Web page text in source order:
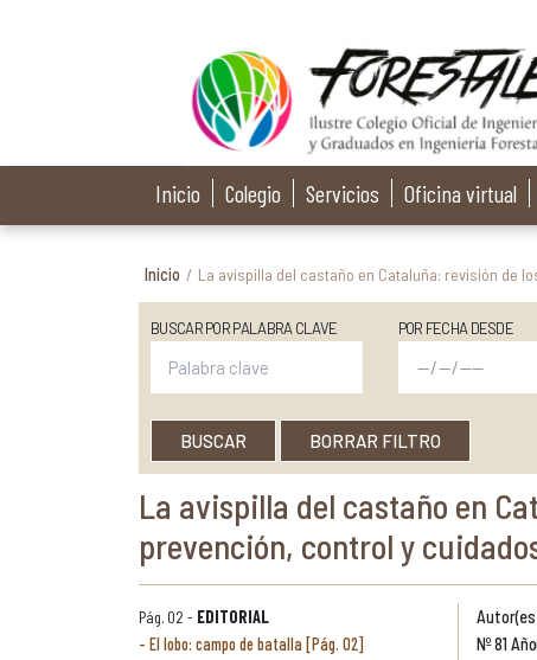
Inicio Colegio Servicios Oficina virtual
Inicio / La avispilla del castaño en Cataluña: revisión de
BUSCAR POR PALABRA CLAVE POR FECHA DESDE
BUSCAR BORRAR FILTRO
La avispilla del castaño en
prevención, control y
Pág. 02 - EDITORIAL
El lobo: campo de batalla [Pág. 02]
Nº 81